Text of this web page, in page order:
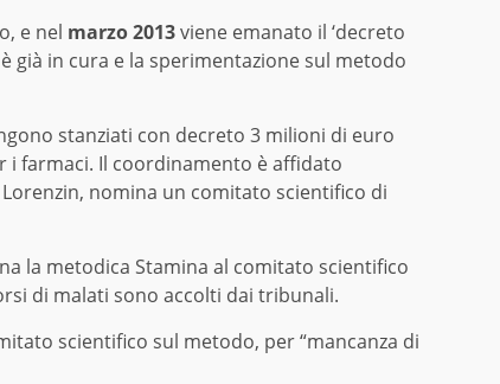
e nel marzo 2013viene emanato il ‘decreto
già in cura e la sperimentazione sul metodo
stanziati con decreto 3 milioni di euro
i farmaci. Il coordinamento è affidato
nomina un comitato scientifico di
la metodica Stamina al comitato scientifico
di malati sono accolti dai tribunali.
scientifico sul metodo, per “mancanza di